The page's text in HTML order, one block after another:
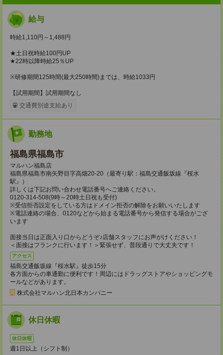
給与
時給1,110円～1,488円
★土日祝時給100円UP
★22時以降時給25％UP
※研修期間125時間(最大250時間)までは、時給1033円
【試用期間】試用期間なし
交通費別途支給あり
勤務地
福島県福島市
マルハン福島店
福島県福島市南矢野目字高畑20-20（最寄り駅：福島交通飯坂線『桜水
駅』）
詳しくは下記お問い合わせ電話番号へご連絡ください。
0120-314-508(9時～20時土日祝も受付)
※受信拒否設定をしている方はドメイン拒否の解除をお願いいたします
※電話連絡の場合、0120などから始まる電話番号から発信する場合がござ
います
面接当日は正面入り口からどうぞ♪店舗スタッフにお声がけください！
＜面接はフランクに行います！＞緊張せず、普段通りで大丈夫です！
アクセス
福島交通飯坂線『桜水駅』徒歩15分
各方面からの車通勤に便利です！周辺にはドラッグストアやショッピングモ
ールなどがあります。
株式会社マルハン北日本カンパニー
休日休暇
休日休暇
週1日以上（シフト制）